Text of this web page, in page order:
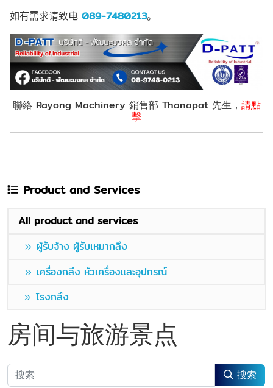
如有需求请致电 089-7480213。
聯絡 Rayong Machinery 銷售部 Thanapat 先生， 請點
擊
Product and Services
All product and services
ผู้รับจ้าง ผู้รับเหมากลึง
เครื่องกลึง หัวเครื่องและอุปกรณ์
โรงกลึง
房间与旅游景点
搜索